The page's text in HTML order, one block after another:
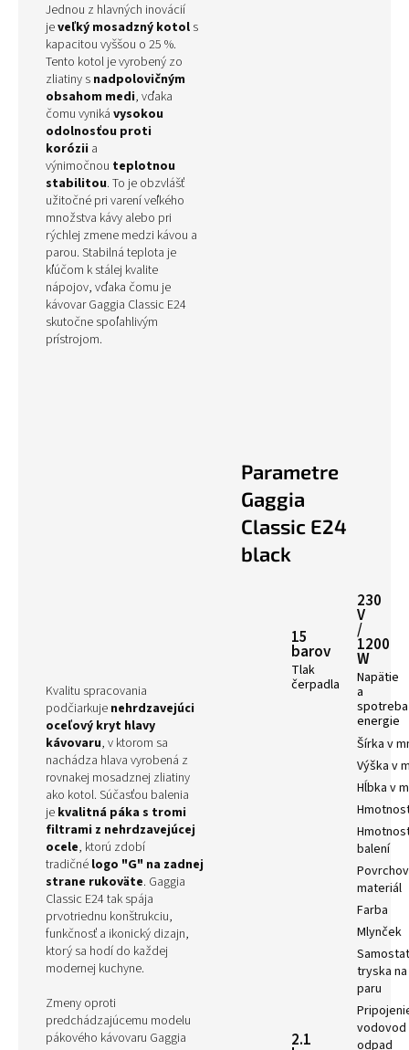
Jednou z hlavných inovácií
jeveľký mosadzný kotol s
kapacitou vyššou o 25 %.
Tento kotol je vyrobený zo
zliatiny s nadpolovičným
obsahom medi, vďaka
čomu vyniká vysokou
odolnosťou proti
korózii a
výnimočnou teplotnou
stabilitou. To je obzvlášť
užitočné pri varení veľkého
množstva kávy alebo pri
rýchlej zmene medzi kávou a
parou. Stabilná teplota je
kľúčom k stálej kvalite
nápojov, vďaka čomu je
kávovar Gaggia Classic E24
skutočne spoľahlivým
prístrojom.
Kvalitu spracovania
podčiarkuje nehrdzavejúci
oceľový kryt hlavy
kávovaru, v ktorom sa
nachádza hlava vyrobená z
rovnakej mosadznej zliatiny
ako kotol. Súčasťou balenia
je kvalitná páka s tromi
filtrami z nehrdzavejúcej
ocele, ktorú zdobí
tradičné logo "G" na zadnej
strane rukoväte. Gaggia
Classic E24 tak spája
prvotriednu konštrukciu,
funkčnosť a ikonický dizajn,
ktorý sa hodí do každej
modernej kuchyne.
Zmeny oproti
predchádzajúcemu modelu
pákového kávovaru Gaggia
Parametre
Gaggia
Classic E24
black
15
barov
Tlak
čerpadla
230
V
/
1200
W
Napätie
a
spotreba
energie
2.1
Šírka v
Výška v
Hĺbka v
balení
materiál
Farba
Mlynček
tryska na
paru
odpad